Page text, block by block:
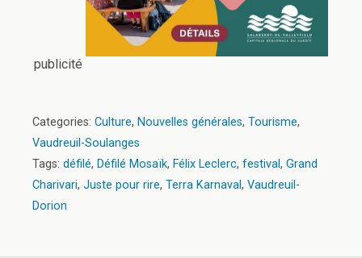
publicité
Categories: Culture, Nouvelles générales, Tourisme,
Vaudreuil-Soulanges
Tags: défilé, Défilé Mosaïk, Félix Leclerc, festival, Grand
Charivari, Juste pour rire, Terra Karnaval, Vaudreuil-
Dorion